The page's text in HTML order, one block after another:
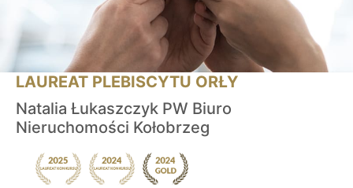
LAUREAT PLEBISCYTU ORŁY
Natalia Łukaszczyk PW Biuro
Nieruchomości Kołobrzeg